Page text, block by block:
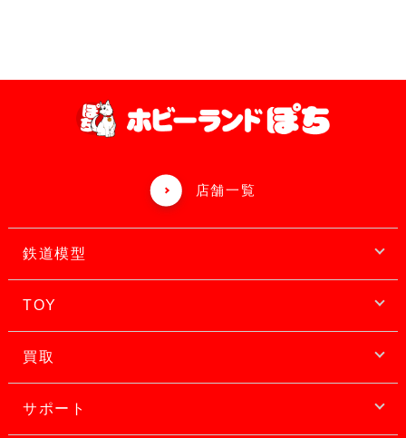
店舗一覧
鉄道模型
TOY
買取
サポート